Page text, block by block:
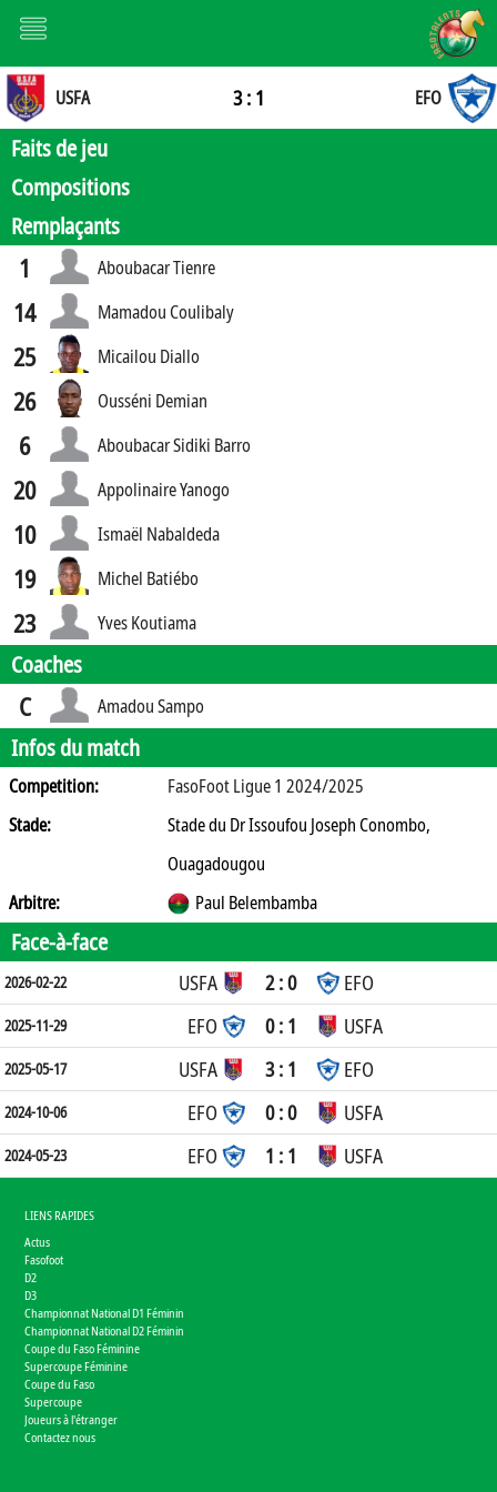
USFA 3 : 1 EFO
Faits de jeu
Compositions
Remplaçants
1 Aboubacar Tienre
14 Mamadou Coulibaly
25 Micailou Diallo
26 Ousséni Demian
6 Aboubacar Sidiki Barro
20 Appolinaire Yanogo
10 Ismaël Nabaldeda
19 Michel Batiébo
23 Yves Koutiama
Coaches
C Amadou Sampo
Infos du match
Competition:
FasoFoot Ligue 1 2024/2025
Stade:
Stade du Dr Issoufou Joseph Conombo,
Ouagadougou
Arbitre:
Paul Belembamba
Face-à-face
2026-02-22 USFA 2 : 0 EFO
2025-11-29 EFO 0 : 1 USFA
2025-05-17 USFA 3 : 1 EFO
2024-10-06 EFO 0 : 0 USFA
2024-05-23 EFO 1 : 1 USFA
LIENS RAPIDES
Actus
Fasofoot
D2
D3
Championnat National D1 Féminin
Championnat National D2 Féminin
Coupe du Faso Féminine
Supercoupe Féminine
Coupe du Faso
Supercoupe
Joueurs à l'étranger
Contactez nous